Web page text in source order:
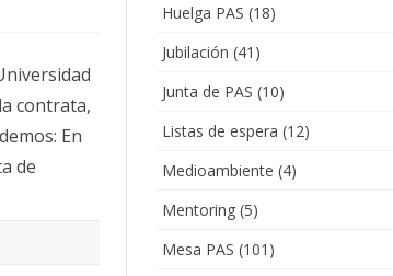
contrata,
En
de
Huelga PAS (18)
Jubilación (41)
Junta de PAS (10)
Listas de espera (12)
Medioambiente (4)
Mentoring(5)
Mesa PAS (101)